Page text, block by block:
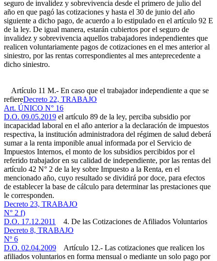
seguro de invalidez y sobrevivencia desde el primero de julio del
año en que pagó las cotizaciones y hasta el 30 de junio del año
siguiente a dicho pago, de acuerdo a lo estipulado en el artículo 92 E
de la ley. De igual manera, estarán cubiertos por el seguro de
invalidez y sobrevivencia aquellos trabajadores independientes que
realicen voluntariamente pagos de cotizaciones en el mes anterior al
siniestro, por las rentas correspondientes al mes anteprecedente a
dicho siniestro.
Artículo 11 M.- En caso que el trabajador independiente a que se
refiereDecreto 22, TRABAJO
Art. ÚNICO N° 16
D.O. 09.05.2019 el artículo 89 de la ley, perciba subsidio por
incapacidad laboral en el año anterior a la declaración de impuestos
respectiva, la institución administradora del régimen de salud deberá
sumar a la renta imponible anual informada por el Servicio de
Impuestos Internos, el monto de los subsidios percibidos por el
referido trabajador en su calidad de independiente, por las rentas del
artículo 42 N° 2 de la ley sobre Impuesto a la Renta, en el
mencionado año, cuyo resultado se dividirá por doce, para efectos
de establecer la base de cálculo para determinar las prestaciones que
le corresponden.
Decreto 23, TRABAJO
N° 2 f)
D.O. 17.12.2011
4. De las Cotizaciones de Afiliados Voluntarios
Decreto 8, TRABAJO
Nº 6
D.O. 02.04.2009 Artículo 12.- Las cotizaciones que realicen los
afiliados voluntarios en forma mensual o mediante un solo pago por